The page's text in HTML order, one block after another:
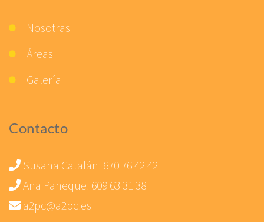
Nosotras
Áreas
Galería
Contacto
Susana Catalán: 670 76 42 42
Ana Paneque: 609 63 31 38
a2pc@a2pc.es